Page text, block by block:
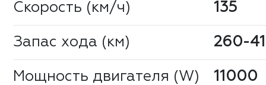
Скорость (км/ч) 135
Запас хода (км) 260-
Мощность двигателя (W) 11000